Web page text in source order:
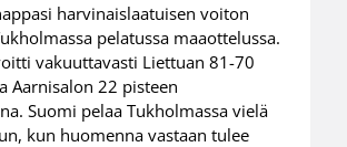
harvinaislaatuisen voiton
pelatussa maaottelussa.
vakuuttavasti Liettuan 81-70
Aarnisalon 22 pisteen
Suomi pelaa Tukholmassa vielä
kun huomenna vastaan tulee